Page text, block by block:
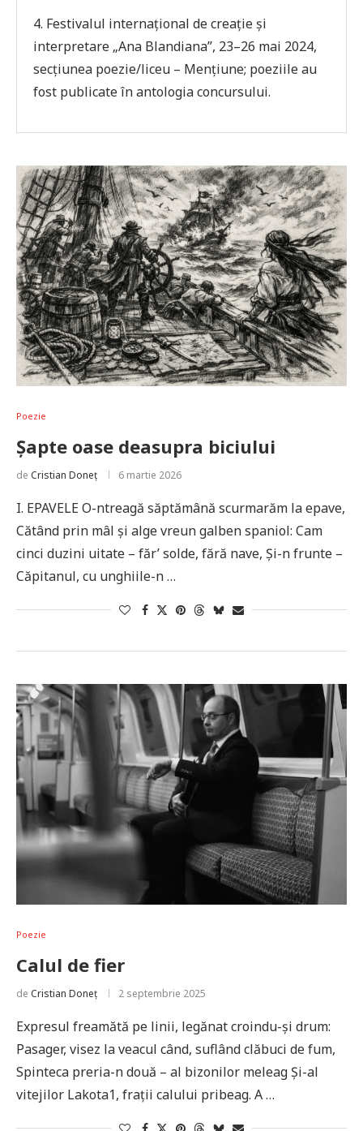
4. Festivalul internațional de creație și
interpretare „Ana Blandiana”, 23–26 mai 2024,
secțiunea poezie/liceu – Mențiune; poeziile au
fost publicate în antologia concursului.
Poezie
Șapte oase deasupra biciului
de Cristian Doneț 6 martie 2026
I. EPAVELE O-ntreagă săptămână scurmarăm la epave,
Cătând prin mâl și alge vreun galben spaniol: Cam
cinci duzini uitate – făr’ solde, fără nave, Și-n frunte –
Căpitanul, cu unghiile-n …
Poezie
Calul de fier
de Cristian Doneț 2 septembrie 2025
Expresul freamătă pe linii, legănat croindu-și drum:
Pasager, visez la veacul când, suflând clăbuci de fum,
Spinteca preria-n două – al bizonilor meleag Și-al
vitejilor Lakota1, frații calului pribeag. A …